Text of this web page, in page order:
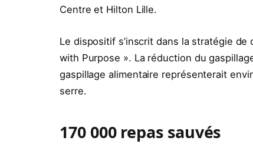
Centre et Hilton Lille.
Le dispositif s’inscrit dans la stratégie
with Purpose ». La réduction du
gaspillage alimentaire représenterait
serre.
170 000 repas sauvés